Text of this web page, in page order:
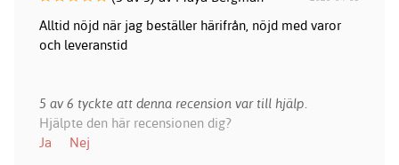
Alltid nöjd när jag beställer härifrån, nöjd med varor
och leveranstid
5 av 6 tyckte att denna recension var till hjälp.
Hjälpte den här recensionen dig?
Ja
Nej